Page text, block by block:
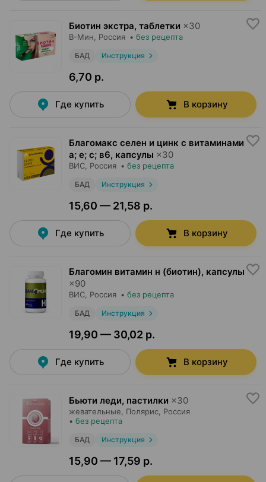
Биотин экстра, таблетки ×30
В-Мин , Россия • без рецепта
БАД Инструкция
6,70 р.
Где купить В корзину
Благомакс селен и цинк с витаминами
а; е; с; в6, капсулы ×30
ВИС , Россия • без рецепта
БАД Инструкция
15,60 — 21,58 р.
Где купить В корзину
Благомин витамин н (биотин), капсулы
×90
ВИС , Россия • без рецепта
БАД Инструкция
19,90 — 30,02 р.
Где купить В корзину
Бьюти леди, пастилки ×30
жевательные, Полярис , Россия
• без рецепта
БАД Инструкция
15,90 — 17,59 р.